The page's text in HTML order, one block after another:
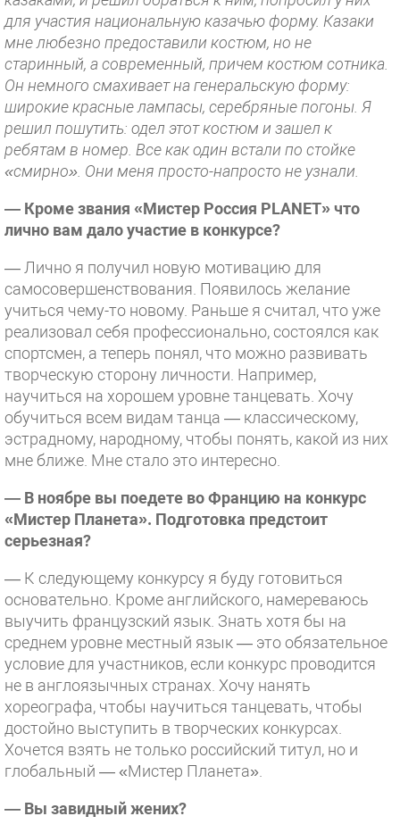
для участия национальную казачью форму. Казаки
мне любезно предоставили костюм, но не
старинный, а современный, причем костюм сотника.
Он немного смахивает на генеральскую форму:
широкие красные лампасы, серебряные погоны. Я
решил пошутить: одел этот костюм и зашел к
ребятам в номер. Все как один встали по стойке
«смирно». Они меня просто-напросто не узнали.
— Кроме звания «Мистер Россия PLANET» что
лично вам дало участие в конкурсе?
— Лично я получил новую мотивацию для
самосовершенствования. Появилось желание
учиться чему-то новому. Раньше я считал, что уже
реализовал себя профессионально, состоялся как
спортсмен, а теперь понял, что можно развивать
творческую сторону личности. Например,
научиться на хорошем уровне танцевать. Хочу
обучиться всем видам танца — классическому,
эстрадному, народному, чтобы понять, какой из них
мне ближе. Мне стало это интересно.
— В ноябре вы поедете во Францию на конкурс
«Мистер Планета». Подготовка предстоит
серьезная?
— К следующему конкурсу я буду готовиться
основательно. Кроме английского, намереваюсь
выучить французский язык. Знать хотя бы на
среднем уровне местный язык — это обязательное
условие для участников, если конкурс проводится
не в англоязычных странах. Хочу нанять
хореографа, чтобы научиться танцевать, чтобы
достойно выступить в творческих конкурсах.
Хочется взять не только российский титул, но и
глобальный — «Мистер Планета».
— Вы завидный жених?